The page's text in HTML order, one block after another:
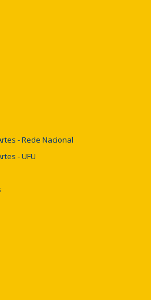
- Rede Nacional
- UFU